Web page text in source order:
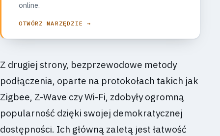
online.
OTWÓRZ NARZĘDZIE →
Z drugiej strony, bezprzewodowe metody
podłączenia, oparte na protokołach takich jak
Zigbee, Z-Wave czy Wi-Fi, zdobyły ogromną
popularność dzięki swojej demokratycznej
dostępności. Ich główną zaletą jest łatwość